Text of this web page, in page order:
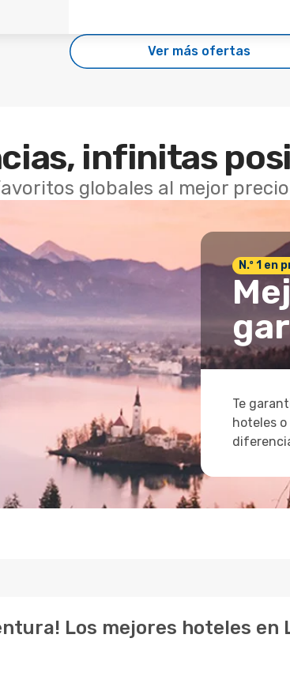
Ver más ofertas
infinitas
globales al mejor
N.º 1 en
Te
hoteles o
Los mejores hoteles en